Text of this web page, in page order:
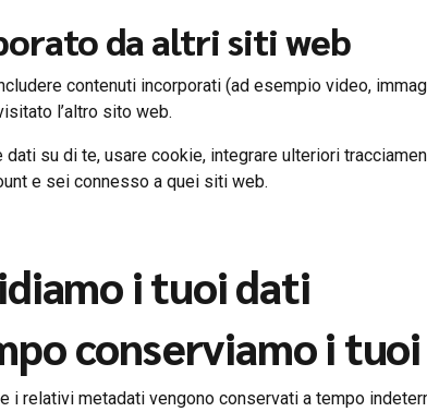
da altri siti web
contenuti incorporati (ad esempio video,
l’altro sito web.
su di te, usare cookie, integrare ulteriori
e sei connesso a quei siti web.
i tuoi dati
conserviamo i
i relativi metadati vengono conservati a tempo